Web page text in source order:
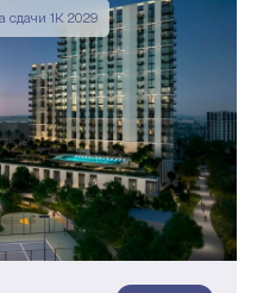
сдачи 1К 2029